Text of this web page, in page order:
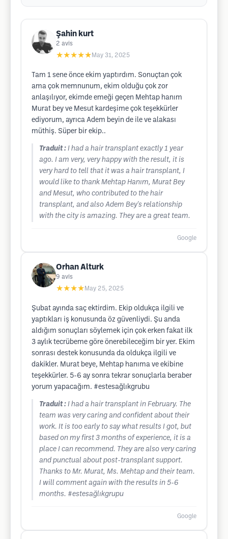
Şahin kurt
2 avis
★★★★★ May 31, 2025
Tam 1 sene önce ekim yaptırdım. Sonuçtan çok
ama çok memnunum, ekim olduğu çok zor
anlaşılıyor, ekimde emeği geçen Mehtap hanım
Murat bey ve Mesut kardeşime çok teşekkürler
ediyorum, ayrıca Adem beyin de ile ve alakası
müthiş. Süper bir ekip..
Traduit : I had a hair transplant exactly 1 year
ago. I am very, very happy with the result, it is
very hard to tell that it was a hair transplant, I
would like to thank Mehtap Hanım, Murat Bey
and Mesut, who contributed to the hair
transplant, and also Adem Bey's relationship
with the city is amazing. They are a great team.
Google
Orhan Alturk
9 avis
★★★★ May 25, 2025
Şubat ayında saç ektirdim. Ekip oldukça ilgili ve
yaptıkları iş konusunda öz güvenliydi. Şu anda
aldığım sonuçları söylemek için çok erken fakat ilk
3 aylık tecrübeme göre önerebileceğim bir yer. Ekim
sonrası destek konusunda da oldukça ilgili ve
dakikler. Murat beye, Mehtap hanıma ve ekibine
teşekkürler. 5-6 ay sonra tekrar sonuçlarla beraber
yorum yapacağım. #estesağlıkgrubu
Traduit : I had a hair transplant in February. The
team was very caring and confident about their
work. It is too early to say what results I got, but
based on my first 3 months of experience, it is a
place I can recommend. They are also very caring
and punctual about post-transplant support.
Thanks to Mr. Murat, Ms. Mehtap and their team.
I will comment again with the results in 5-6
months. #estesağlıkgrupu
Google